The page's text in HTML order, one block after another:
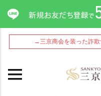
→三京商会を装った詐